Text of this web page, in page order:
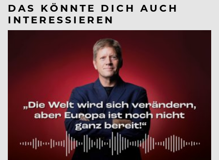
DAS KÖNNTE DICH AUCH
INTERESSIEREN